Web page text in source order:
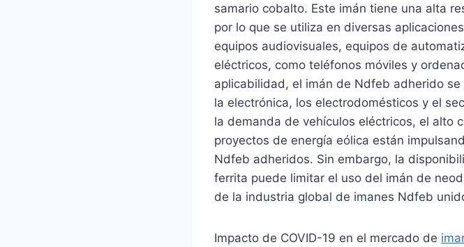
samario cobalto. Este imán tiene una alta
por lo que se utiliza en diversas
equipos audiovisuales, equipos de
eléctricos, como teléfonos móviles y
aplicabilidad, el imán de Ndfeb adherido
la electrónica, los electrodomésticos y el
la demanda de vehículos eléctricos, el alto
proyectos de energía eólica están
Ndfeb adheridos. Sin embargo, la
ferrita puede limitar el uso del imán de
de la industria global de imanes Ndfeb
Impacto de COVID-19 en el mercado de